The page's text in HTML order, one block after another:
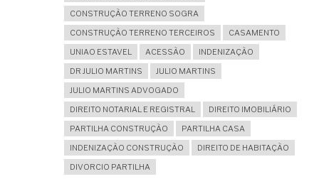
CONSTRUÇÃO TERRENO SOGRA
CONSTRUÇÃO TERRENO TERCEIROS
CASAMENTO
UNIAO ESTAVEL
ACESSÃO
INDENIZAÇÃO
DR JULIO MARTINS
JULIO MARTINS
JULIO MARTINS ADVOGADO
DIREITO NOTARIAL E REGISTRAL
DIREITO IMOBILIÁRIO
PARTILHA CONSTRUÇÃO
PARTILHA CASA
INDENIZAÇÃO CONSTRUÇÃO
DIREITO DE HABITAÇÃO
DIVORCIO PARTILHA